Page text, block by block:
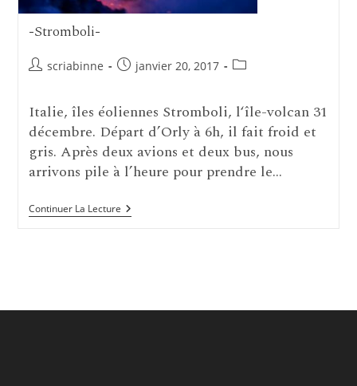
-Stromboli-
Auteur/autrice
publication :
scriabinne
Publication
janvier 20, 2017
Post
Italie, îles éoliennes Stromboli, l‘île-volcan 31
décembre. Départ d’Orly à 6h, il fait froid et
gris. Après deux avions et deux bus, nous
arrivons pile à l’heure pour prendre le…
Continuer La Lecture-
Stromboli-